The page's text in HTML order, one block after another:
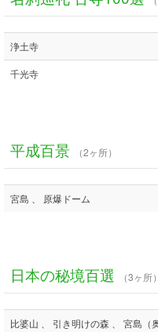
浄土寺
千光寺
平成百景 （2ヶ所）
宮島 、 原爆ドーム
日本の秘境百選 （3ヶ所）
比婆山 、 引き明けの